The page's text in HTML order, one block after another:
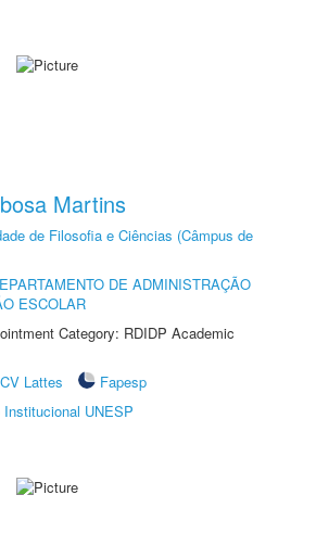
Martins
de Filosofia e Ciências (Câmpus de
DE ADMINISTRAÇÃO
ESCOLAR
Category: RDIDP Academic
CV Lattes
Fapesp
Institucional UNESP